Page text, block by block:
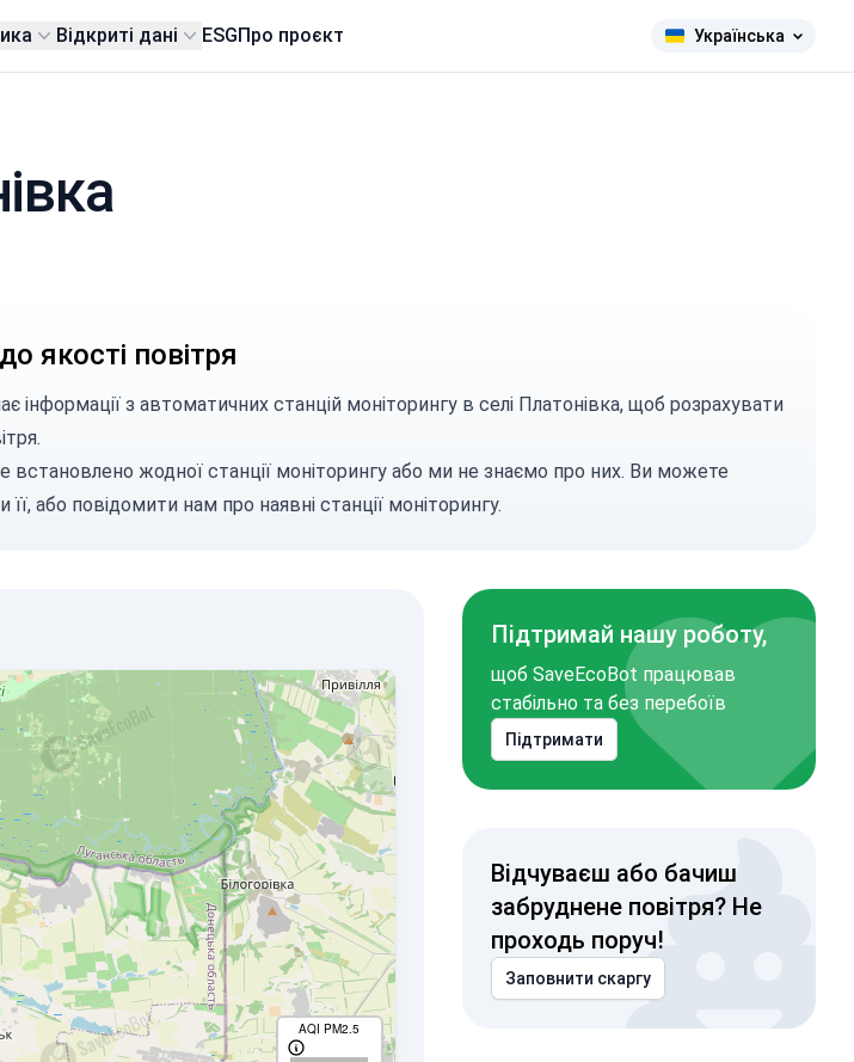
Відкриті дані ESGПро проєкт Українська
якості повітря
інформації з автоматичних станцій моніторингу в селі Платонівка, щоб розрахувати
встановлено жодної станції моніторингу або ми не знаємо про них. Ви можете
її, або повідомити нампро наявні станції моніторингу.
AQI PM2.5
Підтримай нашу роботу,
щоб SaveEcoBot працював
стабільно та без перебоїв
Підтримати
Відчуваєш або бачиш
забруднене повітря? Не
проходь поруч!
Заповнити скаргу